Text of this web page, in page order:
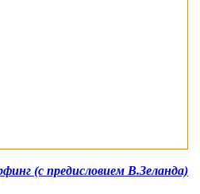
(с предисловием В.Зеланда)